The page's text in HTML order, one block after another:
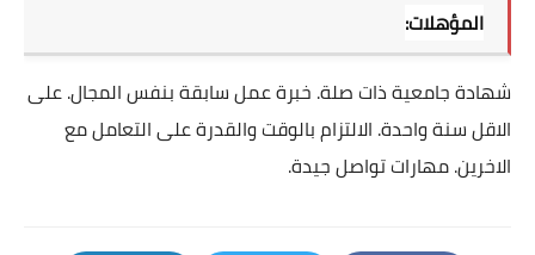
المؤهلات:
شهادة جامعية ذات صلة. خبرة عمل سابقة بنفس المجال. على
الاقل سنة واحدة. الالتزام بالوقت والقدرة على التعامل مع
الاخرين. مهارات تواصل جيدة.